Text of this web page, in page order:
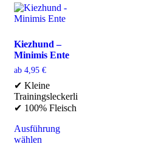
Kiezhund –
Minimis Ente
ab 4,95 €
✔ Kleine
Trainingsleckerli
✔ 100% Fleisch
Ausführung
wählen